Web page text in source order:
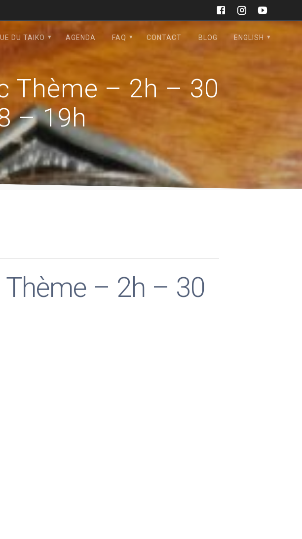
DU TAIKO AGENDA FAQ CONTACT BLOG ENGLISH
Thème – 2h – 30
– 19h
Thème – 2h – 30